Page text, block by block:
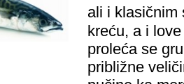
ali i klasičnim
kreću, a i
proleća se
približne